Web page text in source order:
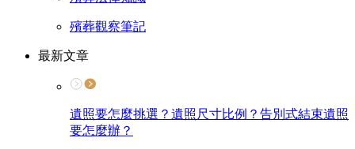
殯葬觀察筆記
最新文章
遺照要怎麼挑選？遺照尺寸比例？告別式結束遺照
要怎麼辦？